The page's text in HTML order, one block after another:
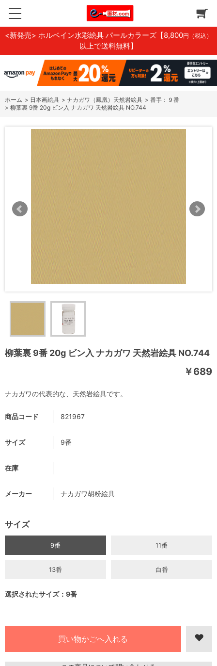
<新発売> ホルベイン水彩絵具 パールカラーズ 【8,800円（税込）
以上で送料無料】
ホーム > 日本画絵具 > ナカガワ（鳳凰）天然岩絵具 > 番手：９番
> 柳葉裏 9番 20g ビン入 ナカガワ 天然岩絵具 NO.744
柳葉裏 9番 20g ビン入 ナカガワ 天然岩絵具 NO.744
￥689
商品コード 821967
サイズ 9番
在庫
メーカー ナカガワ胡粉絵具
サイズ
9番 11番
13番 白番
選択されたサイズ：9番
ナカガワの代表的な、天然岩絵具です。